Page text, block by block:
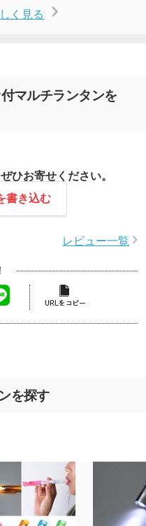
く見る
マルチランタンを
ひお寄せください。
書き込む
レビュー一覧
を探す